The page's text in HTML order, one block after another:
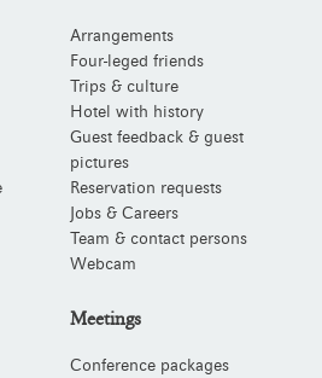
Arrangements
Four-leged friends
Trips & culture
Hotel with history
Guest feedback & guest
pictures
Reservation requests
Jobs & Careers
Team & contact persons
Webcam
Meetings
Conference packages